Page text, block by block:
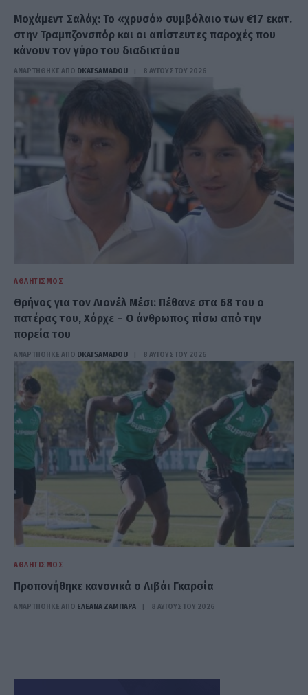
Μοχάμεντ Σαλάχ: Το «χρυσό» συμβόλαιο των €17 εκατ.
στην Τραμπζονσπόρ και οι απίστευτες παροχές που
κάνουν τον γύρο του διαδικτύου
ΑΝΑΡΤΗΘΗΚΕ ΑΠΟ DKATSAMADOU 8 ΑΥΓΟΎΣΤΟΥ 2026
ΑΘΛΗΤΙΣΜΌΣ
Θρήνος για τον Λιονέλ Μέσι: Πέθανε στα 68 του ο
πατέρας του, Χόρχε – Ο άνθρωπος πίσω από την
πορεία του
ΑΝΑΡΤΗΘΗΚΕ ΑΠΟ DKATSAMADOU 8 ΑΥΓΟΎΣΤΟΥ 2026
ΑΘΛΗΤΙΣΜΌΣ
Προπονήθηκε κανονικά ο Λιβάι Γκαρσία
ΑΝΑΡΤΗΘΗΚΕ ΑΠΟ ΕΛΕΑΝΑ ΖΑΜΠΑΡΑ 8 ΑΥΓΟΎΣΤΟΥ 2026